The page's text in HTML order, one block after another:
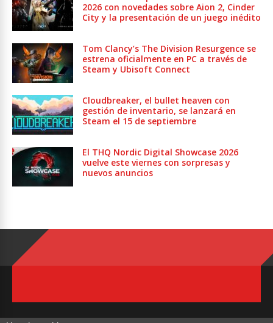
2026 con novedades sobre Aion 2, Cinder
City y la presentación de un juego inédito
Tom Clancy’s The Division Resurgence se
estrena oficialmente en PC a través de
Steam y Ubisoft Connect
Cloudbreaker, el bullet heaven con
gestión de inventario, se lanzará en
Steam el 15 de septiembre
El THQ Nordic Digital Showcase 2026
vuelve este viernes con sorpresas y
nuevos anuncios